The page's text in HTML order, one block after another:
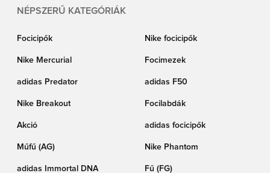
NÉPSZERŰ KATEGÓRIÁK
Focicipők Nike focicipők
Nike Mercurial Focimezek
adidas Predator adidas F50
Nike Breakout Focilabdák
Akció adidas focicipők
Műfű (AG) Nike Phantom
adidas Immortal DNA Fű (FG)